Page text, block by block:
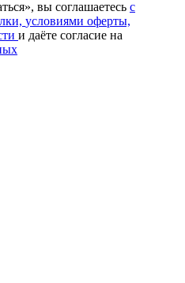
вы соглашаетесь с
условиями оферты,
и даёте согласие на